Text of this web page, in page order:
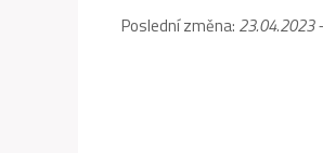
Poslední změna: 23.04.2023